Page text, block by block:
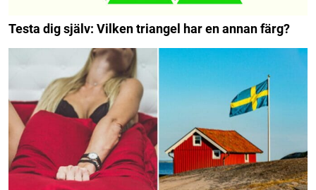
Testa dig själv: Vilken triangel har en annan färg?